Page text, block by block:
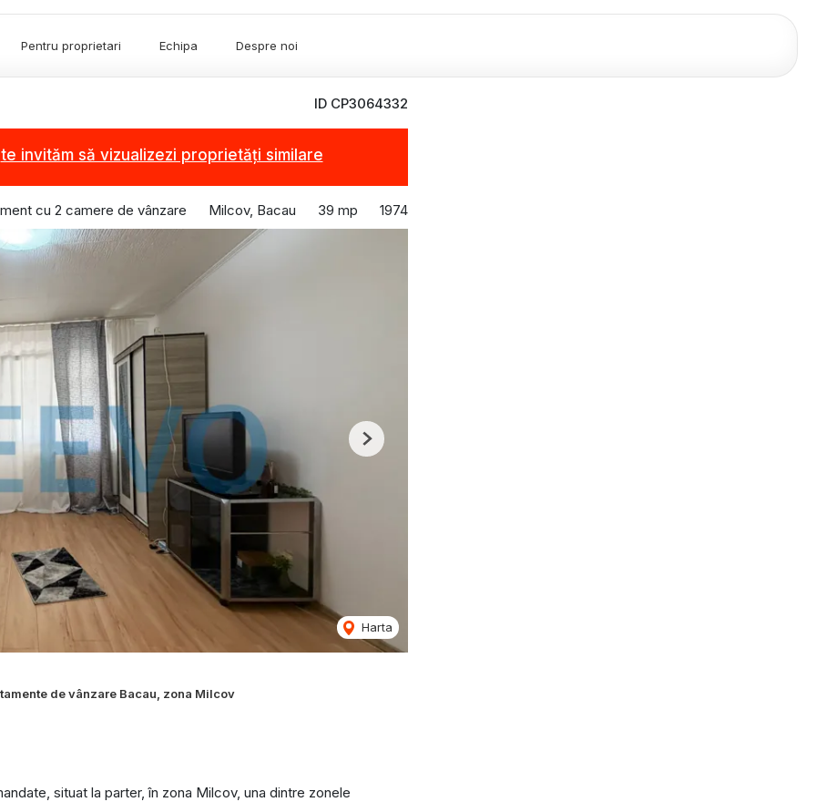
Pentru proprietari Echipa Despre noi
ID CP3064332
te invităm să vizualizezi proprietăți similare
cu 2 camere de vânzare Milcov, Bacau 39 mp 1974
Harta
Next
de vânzare Bacau, zona Milcov
situat la parter, în zona Milcov, una dintre zonele